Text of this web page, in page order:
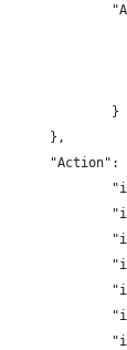
				}
			},
"Action":